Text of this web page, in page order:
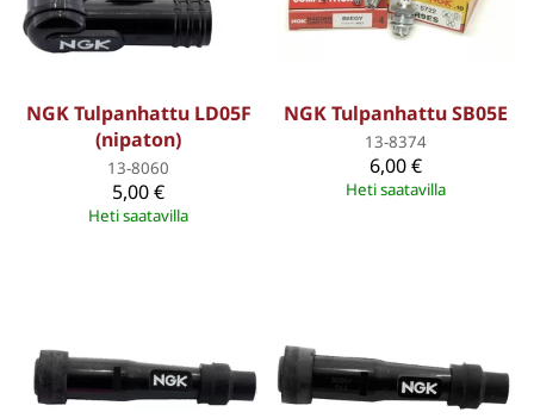
NGK Tulpanhattu LD05F
(nipaton)
13-8060
5,00 €
Heti saatavilla
NGK Tulpanhattu SB05E
13-8374
6,00 €
Heti saatavilla